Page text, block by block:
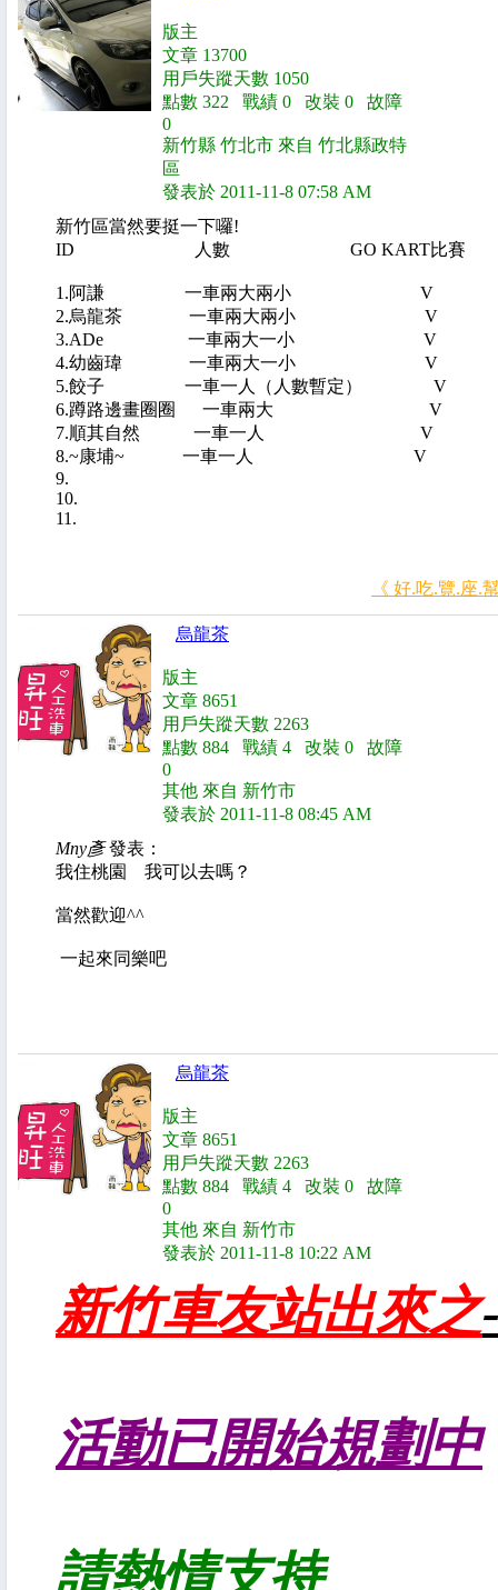
版主
文章 13700
用戶失蹤天數 1050
點數 322 戰績 0 改裝 0 故障
0
新竹縣 竹北市 來自 竹北縣政特
區
發表於 2011-11-8 07:58 AM
新竹區當然要挺一下囉!
ID 人數 GO KART比賽 烤
1.阿謙 一車兩大兩
2.烏龍茶 一車兩大兩
3.ADe 一車兩大一
4.幼齒瑋 一車兩大一
5.餃子 一車一人（人數暫
6.蹲路邊畫圈圈 一車兩
7.順其自然 一車一
8.~康埔~ 一車一人
9.
10.
11.
《 好.吃.覽.座.
烏龍茶
版主
文章 8651
用戶失蹤天數 2263
點數 884 戰績 4 改裝 0 故障
0
其他 來自 新竹市
發表於 2011-11-8 08:45 AM
Mny彥發表：
我住桃園 我可以去嗎？
當然歡迎^^
一起來同樂吧
烏龍茶
版主
文章 8651
用戶失蹤天數 2263
點數 884 戰績 4 改裝 0 故障
0
其他 來自 新竹市
發表於 2011-11-8 10:22 AM
新竹車友站出來之
活動已開始規劃中
請熱情支持